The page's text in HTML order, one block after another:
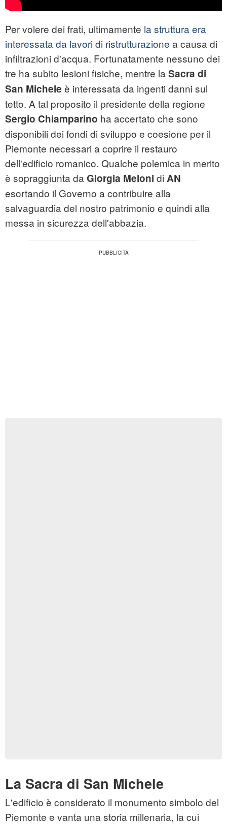
Per volere dei frati, ultimamente la struttura era
interessata da lavori di ristrutturazione a causa di
infiltrazioni d'acqua. Fortunatamente nessuno dei
tre ha subito lesioni fisiche, mentre la Sacra di
San Michele è interessata da ingenti danni sul
tetto. A tal proposito il presidente della regione
Sergio Chiamparino ha accertato che sono
disponibili dei fondi di sviluppo e coesione per il
Piemonte necessari a coprire il restauro
dell'edificio romanico. Qualche polemica in merito
è sopraggiunta da Giorgia Meloni di AN
esortando il Governo a contribuire alla
salvaguardia del nostro patrimonio e quindi alla
messa in sicurezza dell'abbazia.
La Sacra di San Michele
L'edificio è considerato il monumento simbolo del
Piemonte e vanta una storia millenaria, la cui